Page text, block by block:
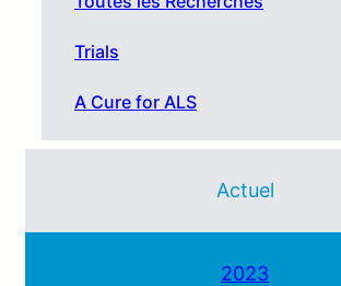
Trials
A Cure for ALS
Actuel
2023